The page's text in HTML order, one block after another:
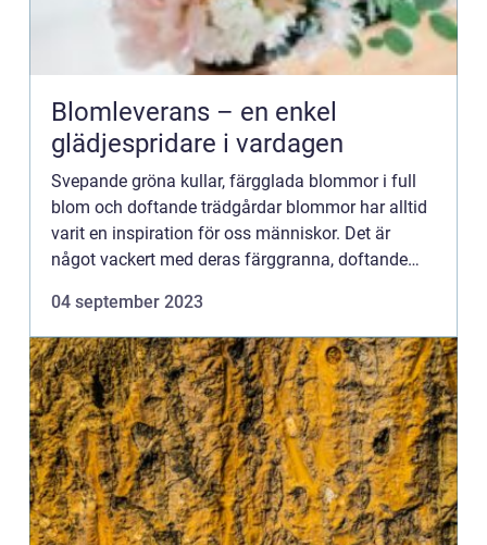
Blomleverans – en enkel
glädjespridare i vardagen
Svepande gröna kullar, färgglada blommor i full
blom och doftande trädgårdar blommor har alltid
varit en inspiration för oss människor. Det är
något vackert med deras färggranna, doftande
04 september 2023